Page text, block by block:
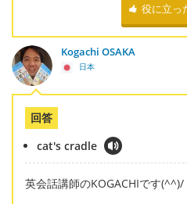
役に立っ
Kogachi OSAKA
日本
回答
cat's cradle
英会話講師のKOGACHIです(^^)/